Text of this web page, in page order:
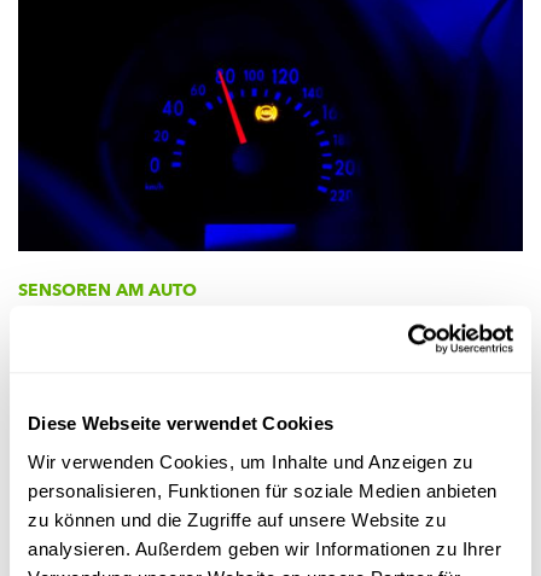
Diese Webseite verwendet Cookies
Wir verwenden Cookies, um Inhalte und Anzeigen zu
personalisieren, Funktionen für soziale Medien anbieten
zu können und die Zugriffe auf unsere Website zu
analysieren. Außerdem geben wir Informationen zu Ihrer
SENSOREN AM AUTO